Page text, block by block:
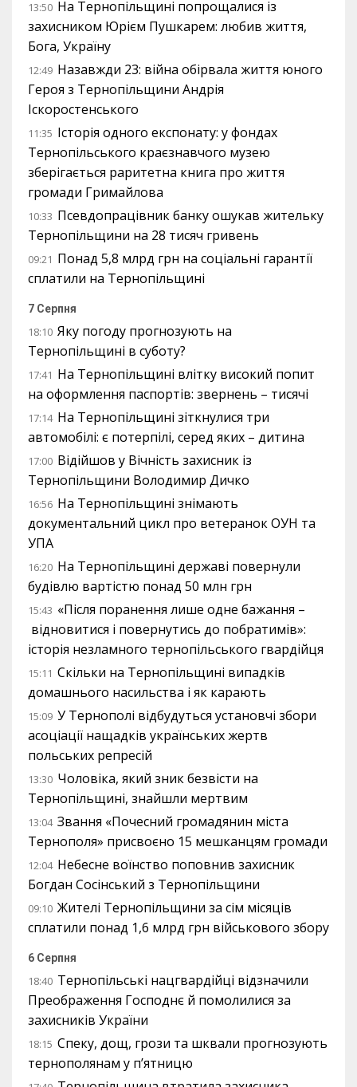
13:50 На Тернопільщині попрощалися із
захисником Юрієм Пушкарем: любив життя,
Бога, Україну
12:49 Назавжди 23: війна обірвала життя юного
Героя з Тернопільщини Андрія
Іскоростенського
11:35 Історія одного експонату: у фондах
Тернопільського краєзнавчого музею
зберігається раритетна книга про життя
громади Гримайлова
10:33 Псевдопрацівник банку ошукав жительку
Тернопільщини на 28 тисяч гривень
09:21 Понад 5,8 млрд грн на соціальні гарантії
сплатили на Тернопільщині
7 Серпня
18:10 Яку погоду прогнозують на
Тернопільщині в суботу?
17:41 На Тернопільщині влітку високий попит
на оформлення паспортів: звернень – тисячі
17:14 На Тернопільщині зіткнулися три
автомобілі: є потерпілі, серед яких – дитина
17:00 Відійшов у Вічність захисник із
Тернопільщини Володимир Дичко
16:56 На Тернопільщині знімають
документальний цикл про ветеранок ОУН та
УПА
16:20 На Тернопільщині державі повернули
будівлю вартістю понад 50 млн грн
15:43 «Після поранення лише одне бажання –
відновитися і повернутись до побратимів»:
історія незламного тернопільського гвардійця
15:11 Скільки на Тернопільщині випадків
домашнього насильства і як карають
15:09 У Тернополі відбудуться установчі збори
асоціації нащадків українських жертв
польських репресій
13:30 Чоловіка, який зник безвісти на
Тернопільщині, знайшли мертвим
13:04 Звання «Почесний громадянин міста
Тернополя» присвоєно 15 мешканцям громади
12:04 Небесне воїнство поповнив захисник
Богдан Сосінський з Тернопільщини
09:10 Жителі Тернопільщини за сім місяців
сплатили понад 1,6 млрд грн військового збору
6 Серпня
18:40 Тернопільські нацгвардійці відзначили
Преображення Господнє й помолилися за
захисників України
18:15 Спеку, дощ, грози та шквали прогнозують
тернополянам у п’ятницю